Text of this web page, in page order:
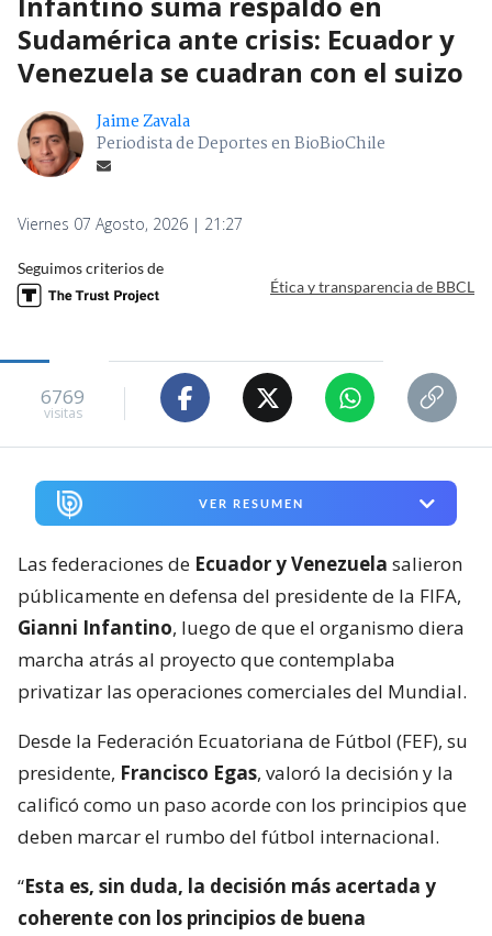
Sudamérica ante crisis: Ecuador y
Venezuela se cuadran con el suizo
Jaime Zavala
Periodista de Deportes en BioBioChile
Viernes 07 Agosto, 2026 | 21:27
Seguimos criterios de
Ética y transparencia de BBCL
6769
visitas
VER RESUMEN
Las federaciones de Ecuador y Venezuela salieron
públicamente en defensa del presidente de la FIFA,
Gianni Infantino, luego de que el organismo diera
marcha atrás al proyecto que contemplaba
privatizar las operaciones comerciales del Mundial.
Desde la Federación Ecuatoriana de Fútbol (FEF), su
presidente, Francisco Egas, valoró la decisión y la
calificó como un paso acorde con los principios que
deben marcar el rumbo del fútbol internacional.
“Esta es, sin duda, la decisión más acertada y
coherente con los principios de buena